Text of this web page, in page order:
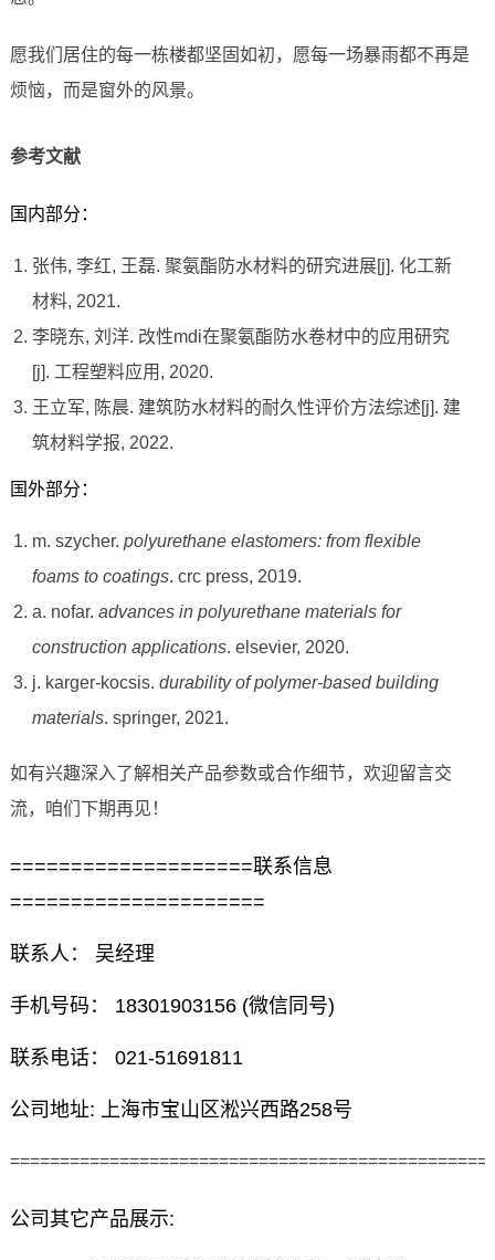
愿我们居住的每一栋楼都坚固如初，愿每一场暴雨都不再是
烦恼，而是窗外的风景。
参考文献
国内部分：
张伟, 李红, 王磊. 聚氨酯防水材料的研究进展[j]. 化工新
材料, 2021.
李晓东, 刘洋. 改性mdi在聚氨酯防水卷材中的应用研究
[j]. 工程塑料应用, 2020.
王立军, 陈晨. 建筑防水材料的耐久性评价方法综述[j]. 建
筑材料学报, 2022.
国外部分：
m. szycher. polyurethane elastomers: from flexible
foams to coatings. crc press, 2019.
a. nofar. advances in polyurethane materials for
construction applications. elsevier, 2020.
j. karger-kocsis. durability of polymer-based building
materials. springer, 2021.
如有兴趣深入了解相关产品参数或合作细节，欢迎留言交
流，咱们下期再见！
====================联系信息
=====================
联系人： 吴经理
手机号码： 18301903156 (微信同号)
联系电话： 021-51691811
公司地址: 上海市宝山区淞兴西路258号
公司其它产品展示: